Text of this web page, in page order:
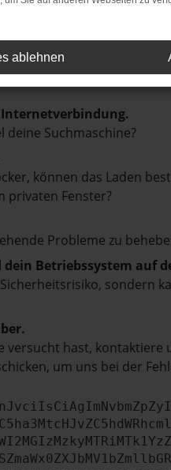
deine Suchmaschine?
können das Laden
privaten Fenster?
Probleme zu
Betriebssystem auf
sondern
hast,
um uns bei der
ablehnen